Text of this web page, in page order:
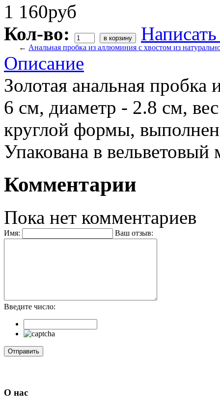
1 160руб
Кол-во:
← Анальная пробка из аллюминия с хвостом из
Описание
Золотая анальная
6 см, диаметр - 2.8 см,
круглой формы, выполнен
Упакована в
Комментарии
Пока нет комментариев
Имя: Ваш отзыв:
Введите число:
О нас